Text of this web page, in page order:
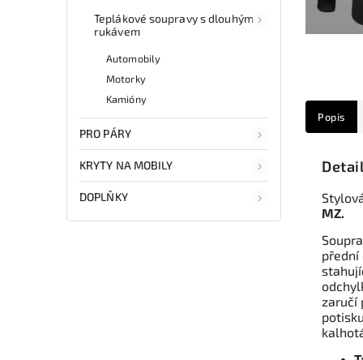
Teplákové soupravy s dlouhým
rukávem
Automobily
Motorky
Kamióny
PRO PÁRY
KRYTY NA MOBILY
DOPLŇKY
Popis
MZ.
přední
zaručí